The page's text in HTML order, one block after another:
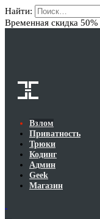
Найти:
Временная скидка 50%
Взлом
Приватность
Трюки
Кодинг
Админ
Geek
Магазин